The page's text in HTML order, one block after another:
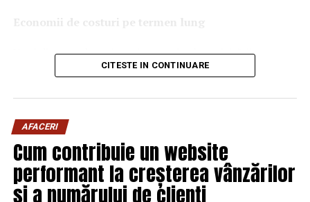
catalizatoare moderne;
sisteme Start-Stop.
Ce înseamnă USVO?
Una dintre cele mai importante caracteristici ale acestui
ulei este tehnologia
USVO
USVO vine de la:
Economii de costuri pe termen lung
Unul dintre cele mai mari avantaje ale activității
închiriere toalete ecologiceeste economia de costuri.
termen lung, aceasta este o opțiune mai rentabilă decât
construirea unei infrastructuri permanente de toalete.
Toaletele ecologice nu necesită conexiuni complexe la
rețelele de apă sau canalizare, ceea ce înseamnă că nu
trebuie să investești în aceste infrastructuri
costisitoare.
CITESTE IN CONTINUARE
AFACERI
Cum contribuie un website
performant la creșterea vânzărilor
și a numărului de clienți